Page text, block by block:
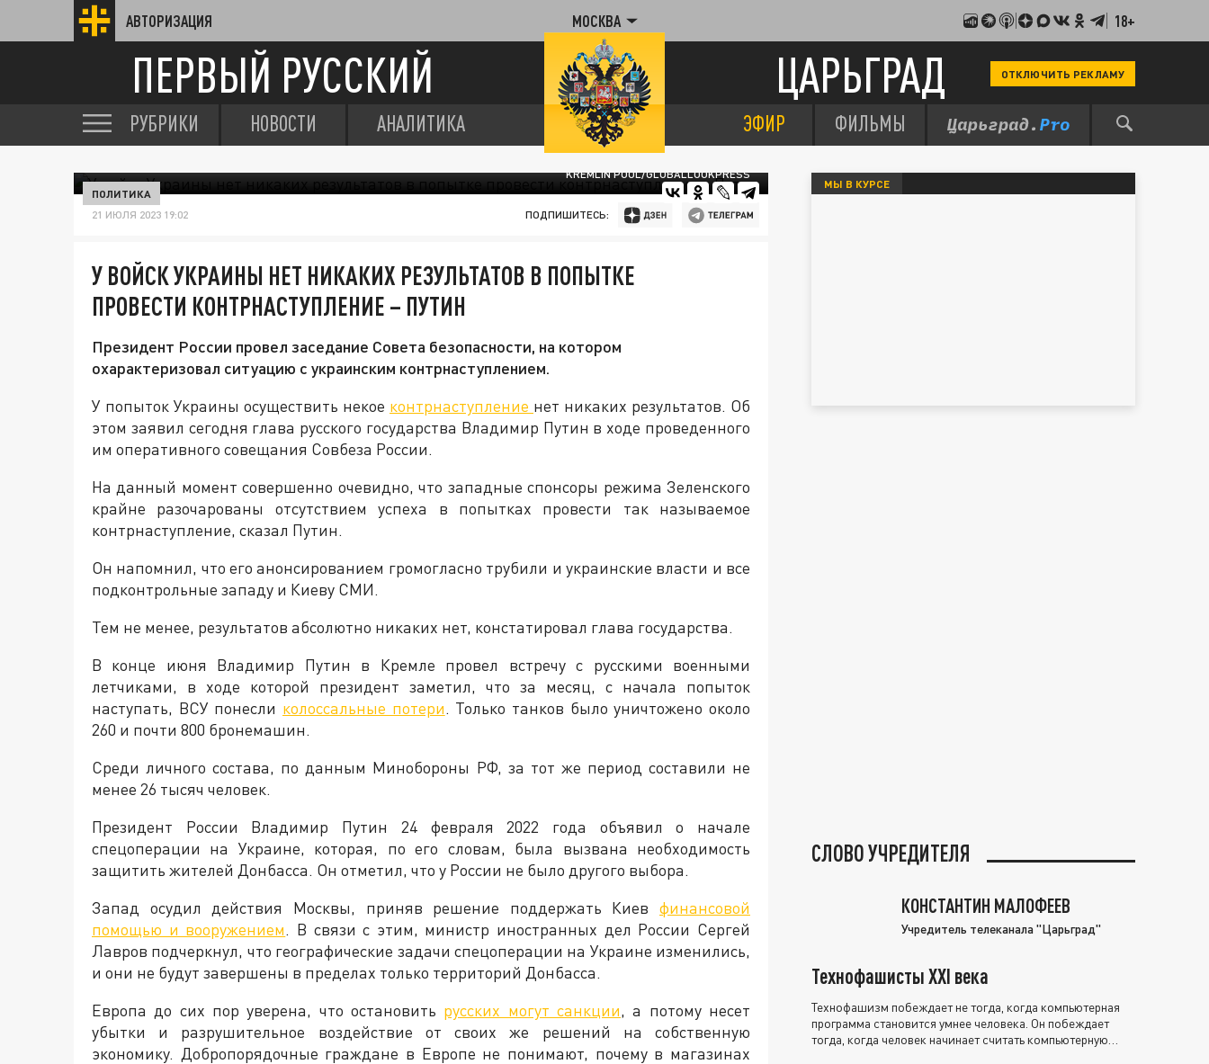
АВТОРИЗАЦИЯ МОСКВА 18+
ПЕРВЫЙ РУССКИЙ ЦАРЬГРАД ОТКЛЮЧИТЬ РЕКЛАМУ
РУБРИКИ НОВОСТИ АНАЛИТИКА ЭФИР ФИЛЬМЫ
KREMLIN POOL/GLOBALLOOKPRESS
ПОЛИТИКА
21 ИЮЛЯ 2023 19:02 ПОДПИШИТЕСЬ:
У ВОЙСК УКРАИНЫ НЕТ НИКАКИХ РЕЗУЛЬТАТОВ В ПОПЫТКЕ
ПРОВЕСТИ КОНТРНАСТУПЛЕНИЕ – ПУТИН
Президент России провел заседание Совета безопасности, на котором
охарактеризовал ситуацию с украинским контрнаступлением.
У попыток Украины осуществить некое контрнаступление нет никаких результатов. Об
этом заявил сегодня глава русского государства Владимир Путин в ходе проведенного
им оперативного совещания Совбеза России.
На данный момент совершенно очевидно, что западные спонсоры режима Зеленского
крайне разочарованы отсутствием успеха в попытках провести так называемое
контрнаступление, сказал Путин.
Он напомнил, что его анонсированием громогласно трубили и украинские власти и все
подконтрольные западу и Киеву СМИ.
Тем не менее, результатов абсолютно никаких нет, констатировал глава государства.
В конце июня Владимир Путин в Кремле провел встречу с русскими военными
летчиками, в ходе которой президент заметил, что за месяц, с начала попыток
наступать, ВСУ понесли колоссальные потери. Только танков было уничтожено около
260 и почти 800 бронемашин.
Среди личного состава, по данным Минобороны РФ, за тот же период составили не
менее 26 тысяч человек.
Президент России Владимир Путин 24 февраля 2022 года объявил о начале
спецоперации на Украине, которая, по его словам, была вызвана необходимость
защитить жителей Донбасса. Он отметил, что у России не было другого выбора.
Запад осудил действия Москвы, приняв решение поддержать Киев финансовой
помощью и вооружением. В связи с этим, министр иностранных дел России Сергей
Лавров подчеркнул, что географические задачи спецоперации на Украине изменились,
и они не будут завершены в пределах только территорий Донбасса.
Европа до сих пор уверена, что остановить русских могут санкции, а потому несет
убытки и разрушительное воздействие от своих же решений на собственную
экономику. Добропорядочные граждане в Европе не понимают, почему в магазинах
МЫ В КУРСЕ
СЛОВО УЧРЕДИТЕЛЯ
КОНСТАНТИН МАЛОФЕЕВ
Учредитель телеканала "Царьград"
Технофашисты XXI века
Технофашизм побеждает не тогда, когда компьютерная
программа становится умнее человека. Он побеждает
тогда, когда человек начинает считать компьютерную